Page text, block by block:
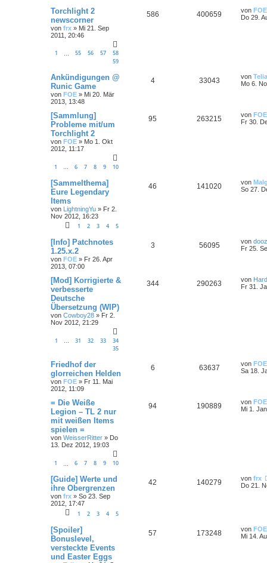
Torchlight 2
newscorner
von frx » Mi 21. Sep
2011, 20:46
1 55 56 57
58
59
586 400659 von FOE
Do 29.
Ankündigungen @
Runic Game
von FOE » Mi 20. Mär
2013, 13:48
4 33043 von
Mo 6.
[Sammlung]
Probleme mit/um
Torchlight 2
von FOE » Mo 1. Okt
2012, 11:17
1 … 6 7 8 9 10
95 263215 von FOE
Fr 30.
[Sammelthema]
Eure Legendary
Items
von LightningYu » Fr 2.
Nov 2012, 16:23
1 2 3 4 5
46 141020 von
So 27.
[Info] Patchnotes
1.25.x.2
von FOE » Fr 26. Apr
2013, 07:00
3 56095 von
Fr 25.
[Mod] Korrigierte &
verbesserte
Deutsche
Übersetzung (WIP)
von Cowboy28 » Fr 2.
Nov 2012, 21:29
1 … 31 32 33
34
35
344 290263 von
Fr 31.
Friedhof der
glorreichen Helden
von FOE » Fr 11. Mai
2012, 11:09
6 63637 von FOE
Sa 18.
= Die Weiße
Legion – TL 2 nur
mit weißen Items
spielen =
von WeisserRitter » Do
13. Dez 2012, 19:03
1 6 7 8 9 10
94 190889 von FOE
Mi 1.
[Guide] Werte und
ihre Obergrenzen
von frx » So 23. Sep
2012, 17:47
1 2 3 4 5
42 140279 von frx
Do 21.
[Spoiler]
Bonuslevel,
versteckte Events
und Easter Eggs
57 173248 von FOE
Mi 14.